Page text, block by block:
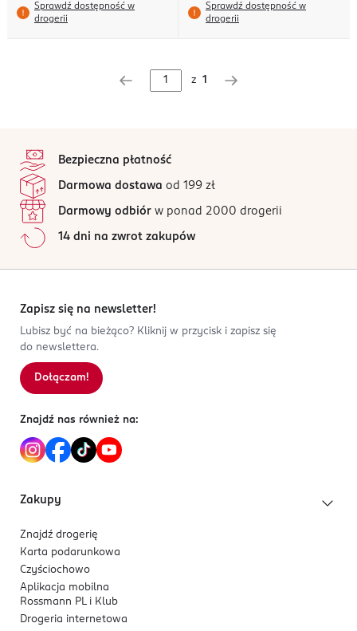
Sprawdź dostępność w
drogerii
Sprawdź dostępność w
drogerii
z 1
Bezpieczna płatność
Darmowa dostawa od 199 zł
Darmowy odbiór w ponad 2000 drogerii
14 dni na zwrot zakupów
Zapisz się na newsletter!
Lubisz być na bieżąco? Kliknij w przycisk i zapisz się
do newslettera.
Dołączam!
Znajdź nas również na:
Zakupy
Znajdź drogerię
Karta podarunkowa
Czyściochowo
Aplikacja mobilna
Rossmann PL i Klub
Drogeria internetowa